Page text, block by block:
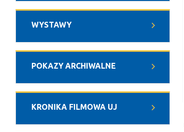
WYSTAWY
POKAZY ARCHIWALNE
KRONIKA FILMOWA UJ